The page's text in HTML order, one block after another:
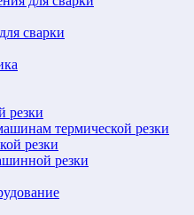
сварки
резки
термической резки
резки
резки